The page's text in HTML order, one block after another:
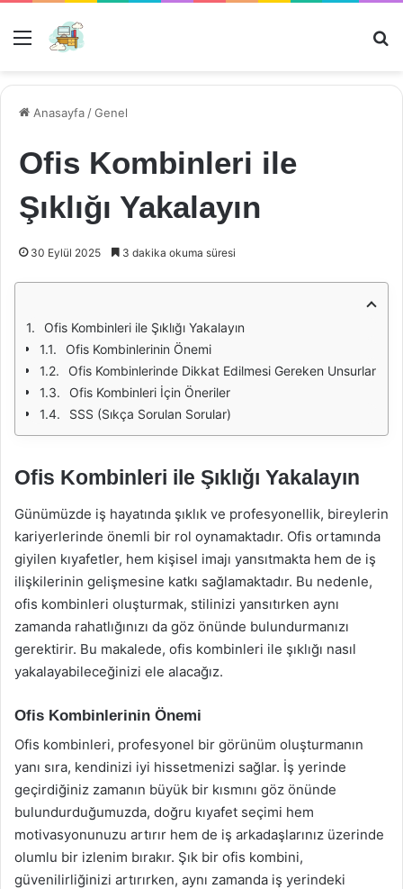
Menü
Anasayfa /Genel
Ofis Kombinleri ile
Şıklığı Yakalayın
30 Eylül 2025 3 dakika okuma süresi
Ofis Kombinleri ile Şıklığı Yakalayın
Ofis Kombinlerinin Önemi
Ofis Kombinlerinde Dikkat Edilmesi Gereken Unsurlar
Ofis Kombinleri İçin Öneriler
SSS (Sıkça Sorulan Sorular)
Ofis Kombinleri ile Şıklığı Yakalayın
Günümüzde iş hayatında şıklık ve profesyonellik, bireylerin
kariyerlerinde önemli bir rol oynamaktadır. Ofis ortamında
giyilen kıyafetler, hem kişisel imajı yansıtmakta hem de iş
ilişkilerinin gelişmesine katkı sağlamaktadır. Bu nedenle,
ofis kombinleri oluşturmak, stilinizi yansıtırken aynı
zamanda rahatlığınızı da göz önünde bulundurmanızı
gerektirir. Bu makalede, ofis kombinleri ile şıklığı nasıl
yakalayabileceğinizi ele alacağız.
Ofis Kombinlerinin Önemi
Ofis kombinleri, profesyonel bir görünüm oluşturmanın
yanı sıra, kendinizi iyi hissetmenizi sağlar. İş yerinde
geçirdiğiniz zamanın büyük bir kısmını göz önünde
bulundurduğumuzda, doğru kıyafet seçimi hem
motivasyonunuzu artırır hem de iş arkadaşlarınız üzerinde
olumlu bir izlenim bırakır. Şık bir ofis kombini,
güvenilirliğinizi artırırken, aynı zamanda iş yerindeki